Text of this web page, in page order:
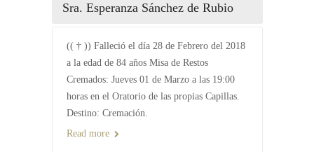
Sra. Esperanza Sánchez de Rubio
(( † )) Falleció el día 28 de Febrero del 2018
a la edad de 84 años Misa de Restos
Cremados: Jueves 01 de Marzo a las 19:00
horas en el Oratorio de las propias Capillas.
Destino: Cremación.
Read more